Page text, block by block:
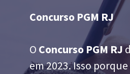
Concurso PGM RJ
O Concurso PGM RJ
em 2023. Isso